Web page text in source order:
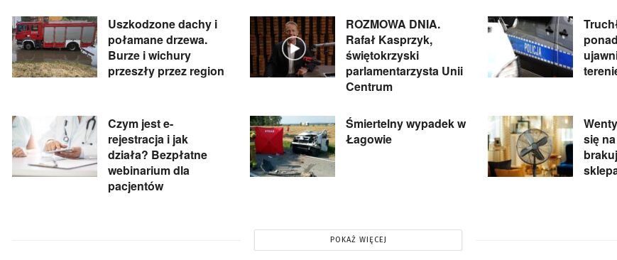
Uszkodzone dachy i
połamane drzewa.
Burze i wichury
przeszły przez region
ROZMOWA DNIA.
Rafał Kasprzyk,
świętokrzyski
parlamentarzysta Unii
Centrum
Czym jest e-
rejestracja i jak
działa? Bezpłatne
webinarium dla
pacjentów
Śmiertelny wypadek w
Łagowie
się
POKAŻ WIĘCEJ